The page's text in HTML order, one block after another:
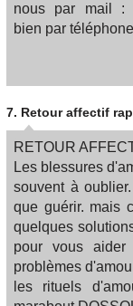
nous par mail :
bien par
7. Retour affectif
RETOUR
Les blessures
souvent à
que guérir. mais
quelques
pour vous
problèmes
les rituels